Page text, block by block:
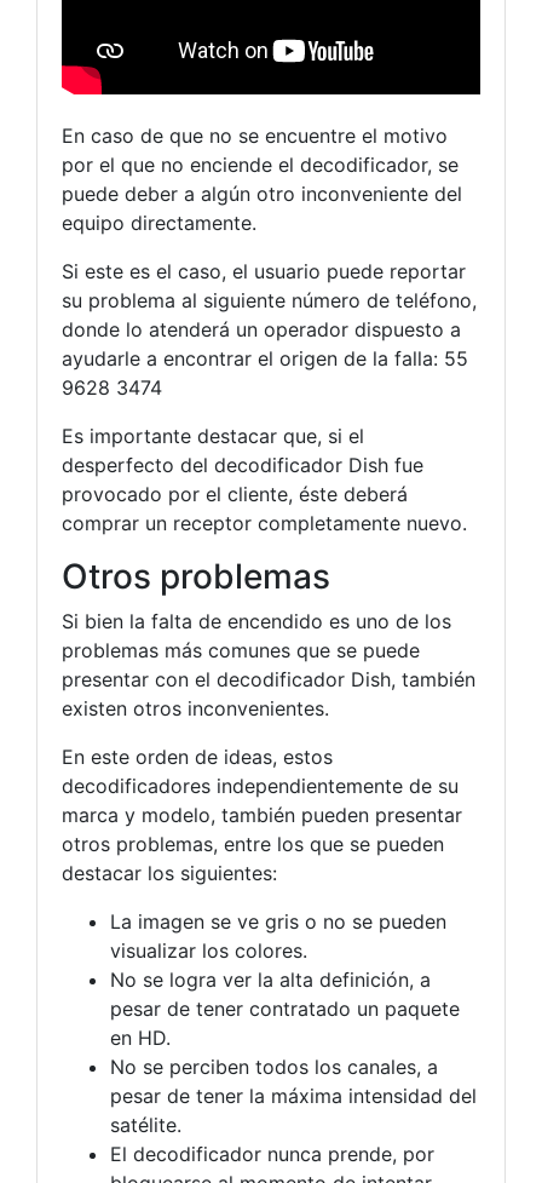
En caso de que no se encuentre el motivo
por el que no enciende el decodificador, se
puede deber a algún otro inconveniente del
equipo directamente.
Si este es el caso, el usuario puede reportar
su problema al siguiente número de teléfono,
donde lo atenderá un operador dispuesto a
ayudarle a encontrar el origen de la falla: 55
9628 3474
Es importante destacar que, si el
desperfecto del decodificador Dish fue
provocado por el cliente, éste deberá
comprar un receptor completamente nuevo.
Otros problemas
Si bien la falta de encendido es uno de los
problemas más comunes que se puede
presentar con el decodificador Dish, también
existen otros inconvenientes.
En este orden de ideas, estos
decodificadores independientemente de su
marca y modelo, también pueden presentar
otros problemas, entre los que se pueden
destacar los siguientes:
La imagen se ve gris o no se pueden
visualizar los colores.
No se logra ver la alta definición, a
pesar de tener contratado un paquete
en HD.
No se perciben todos los canales, a
pesar de tener la máxima intensidad del
satélite.
El decodificador nunca prende, por